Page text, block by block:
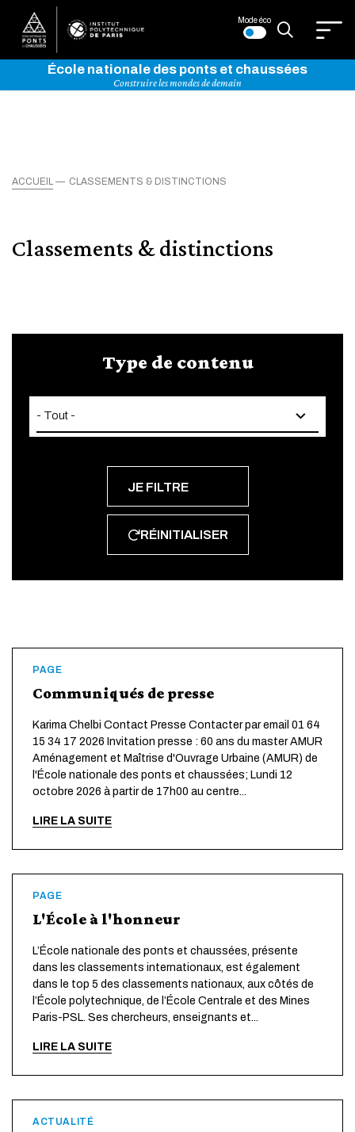
Mode éco
École nationale des ponts et chaussées
Construire les mondes de demain
ACCUEIL CLASSEMENTS & DISTINCTIONS
Classements & distinctions
Type de contenu
RÉINITIALISER
PAGE
Communiqués de presse
Karima Chelbi Contact Presse Contacter par email 01 64
15 34 17 2026 Invitation presse : 60 ans du master AMUR
Aménagement et Maîtrise d'Ouvrage Urbaine (AMUR) de
l'École nationale des ponts et chaussées; Lundi 12
octobre 2026 à partir de 17h00 au centre...
LIRE LA SUITE
PAGE
L'École à l'honneur
L’École nationale des ponts et chaussées, présente
dans les classements internationaux, est également
dans le top 5 des classements nationaux, aux côtés de
l’École polytechnique, de l’École Centrale et des Mines
Paris-PSL. Ses chercheurs, enseignants et...
LIRE LA SUITE
ACTUALITÉ